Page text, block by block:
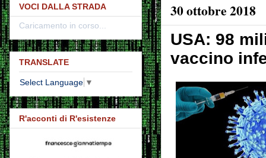
30 ottobre 2018
USA: 98
vaccino
VOCI DALLA STRADA
Caricamento in corso...
TRANSLATE
Select Language ▼
R'acconti di R'esistenze